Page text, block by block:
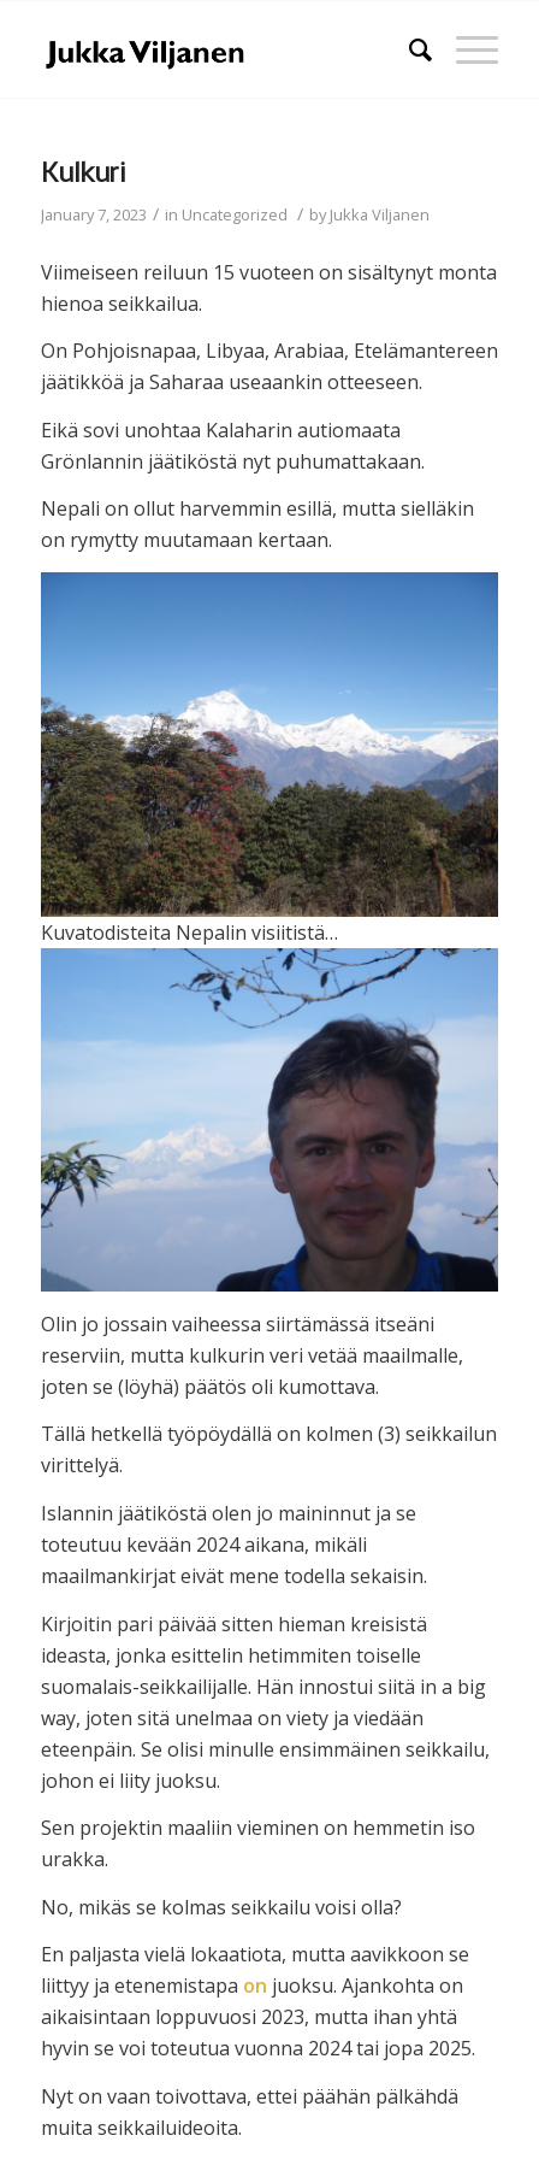
Kulkuri
January 7, 2023 / in Uncategorized / byJukka Viljanen
Viimeiseen reiluun 15 vuoteen on sisältynyt monta
hienoa seikkailua.
On Pohjoisnapaa, Libyaa, Arabiaa, Etelämantereen
jäätikköä ja Saharaa useaankin otteeseen.
Eikä sovi unohtaa Kalaharin autiomaata
Grönlannin jäätiköstä nyt puhumattakaan.
Nepali on ollut harvemmin esillä, mutta sielläkin
on rymytty muutamaan kertaan.
Kuvatodisteita Nepalin visiitistä…
Olin jo jossain vaiheessa siirtämässä itseäni
reserviin, mutta kulkurin veri vetää maailmalle,
joten se (löyhä) päätös oli kumottava.
Tällä hetkellä työpöydällä on kolmen (3) seikkailun
virittelyä.
Islannin jäätiköstä olen jo maininnut ja se
toteutuu kevään 2024 aikana, mikäli
maailmankirjat eivät mene todella sekaisin.
Kirjoitin pari päivää sitten hieman kreisistä
ideasta, jonka esittelin hetimmiten toiselle
suomalais-seikkailijalle. Hän innostui siitä in a big
way, joten sitä unelmaa on viety ja viedään
eteenpäin. Se olisi minulle ensimmäinen seikkailu,
johon ei liity juoksu.
Sen projektin maaliin vieminen on hemmetin iso
urakka.
No, mikäs se kolmas seikkailu voisi olla?
En paljasta vielä lokaatiota, mutta aavikkoon se
liittyy ja etenemistapa on juoksu. Ajankohta on
aikaisintaan loppuvuosi 2023, mutta ihan yhtä
hyvin se voi toteutua vuonna 2024 tai jopa 2025.
Nyt on vaan toivottava, ettei päähän pälkähdä
muita seikkailuideoita.